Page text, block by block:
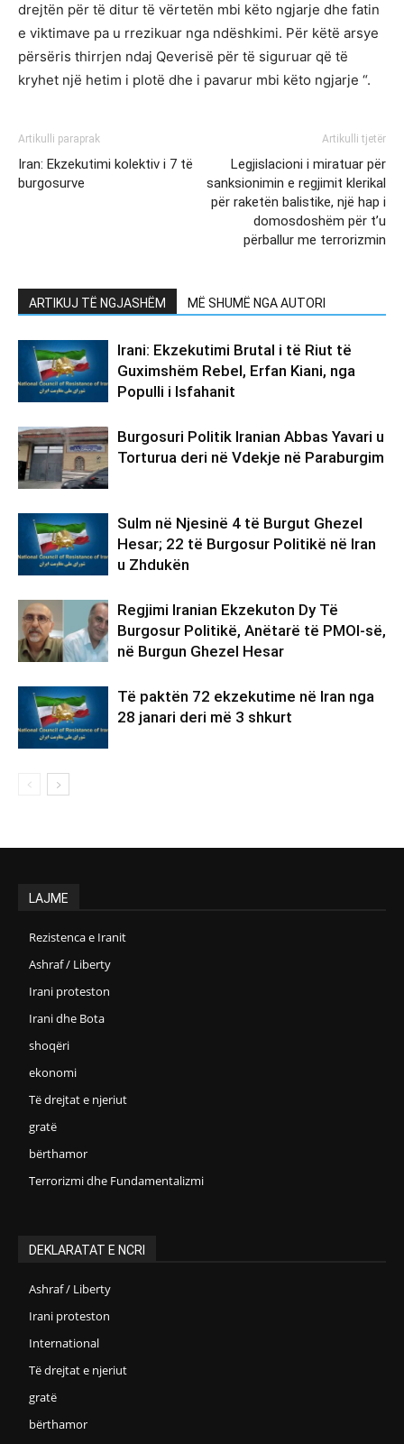
drejtën për të ditur të vërtetën mbi këto ngjarje dhe fatin
e viktimave pa u rrezikuar nga ndëshkimi. Për këtë arsye
përsëris thirrjen ndaj Qeverisë për të siguruar që të
kryhet një hetim i plotë dhe i pavarur mbi këto ngjarje “.
Artikulli paraprak
Iran: Ekzekutimi kolektiv i 7 të
burgosurve
Artikulli tjetër
Legjislacioni i miratuar për
sanksionimin e regjimit klerikal
për raketën balistike, një hap i
domosdoshëm për t’u
përballur me terrorizmin
ARTIKUJ TË NGJASHËM MË SHUMË NGA AUTORI
Irani: Ekzekutimi Brutal i të Riut të
Guximshëm Rebel, Erfan Kiani, nga
Populli i Isfahanit
Burgosuri Politik Iranian Abbas Yavari u
Torturua deri në Vdekje në Paraburgim
Sulm në Njesinë 4 të Burgut Ghezel
Hesar; 22 të Burgosur Politikë në Iran
u Zhdukën
Regjimi Iranian Ekzekuton Dy Të
Burgosur Politikë, Anëtarë të PMOI-së,
në Burgun Ghezel Hesar
Të paktën 72 ekzekutime në Iran nga
28 janari deri më 3 shkurt
LAJME
Rezistenca e Iranit
Ashraf / Liberty
Irani proteston
Irani dhe Bota
shoqëri
ekonomi
Të drejtat e njeriut
gratë
bërthamor
Terrorizmi dhe Fundamentalizmi
DEKLARATAT E NCRI
Ashraf / Liberty
Irani proteston
International
Të drejtat e njeriut
gratë
bërthamor